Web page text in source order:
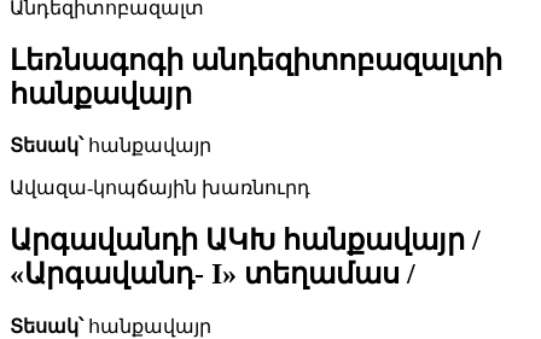
Անդեզիտոբազալտ
Լեռնագոգի անդեզիտոբազալտի
հանքավայր
Տեսակ՝հանքավայր
Ավազա-կոպճային խառնուրդ
Արգավանդի ԱԿԽ հանքավայր /
«Արգավանդ- I» տեղամաս /
Տեսակ՝հանքավայր